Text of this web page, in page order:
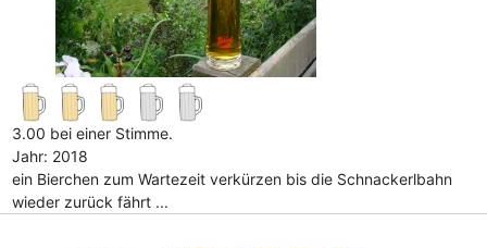
3.00 bei einer Stimme.
Jahr: 2018
ein Bierchen zum Wartezeit verkürzen bis die Schnackerlbahn
wieder zurück fährt ...